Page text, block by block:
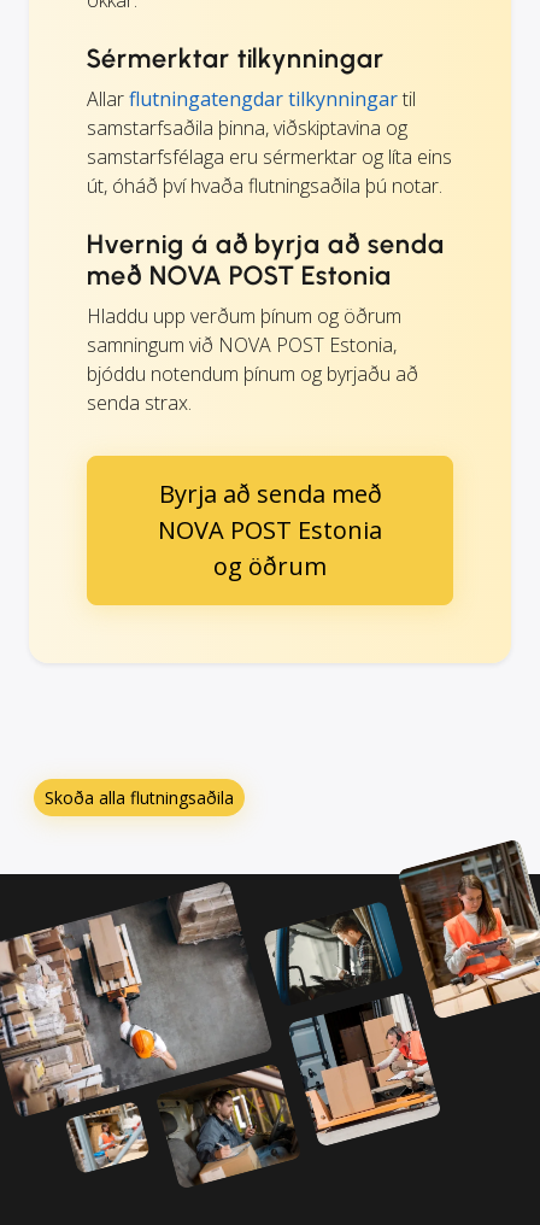
Sérmerktar tilkynningar
Allarflutningatengdar tilkynningartil
samstarfsaðila þinna, viðskiptavina og
samstarfsfélaga eru sérmerktar og líta eins
út, óháð því hvaða flutningsaðila þú notar.
Hvernig á að byrja að senda
með NOVA POST Estonia
Hladdu upp verðum þínum og öðrum
samningum við NOVA POST Estonia,
bjóddu notendum þínum og byrjaðu að
senda strax.
Byrja að senda með
NOVA POST Estonia
og öðrum
Skoða alla flutningsaðila